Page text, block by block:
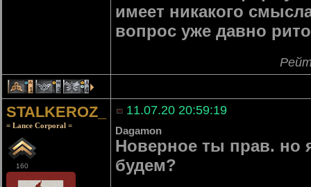
имеет никакого
вопрос уже давно
1 3 4
STALKEROZ_
= Lance Corporal =
160
11.07.20 20:59:19
Dagamon
Новерное ты прав. но
будем?